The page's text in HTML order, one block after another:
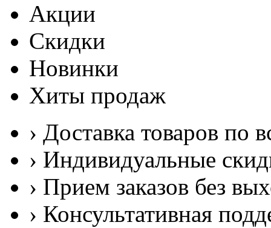
Акции
Скидки
Новинки
Хиты продаж
› Доставка товаров по
› Индивидуальные
› Прием заказов без
› Консультативная